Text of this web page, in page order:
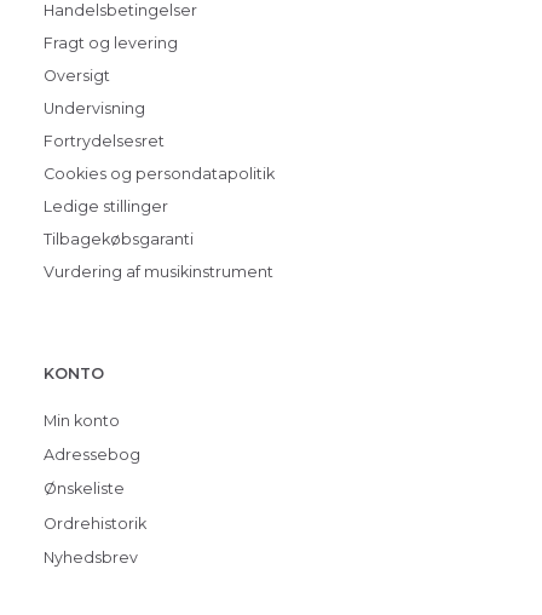
Handelsbetingelser
Fragt og levering
Oversigt
Undervisning
Fortrydelsesret
Cookies og persondatapolitik
Ledige stillinger
Tilbagekøbsgaranti
Vurdering af musikinstrument
KONTO
Min konto
Adressebog
Ønskeliste
Ordrehistorik
Nyhedsbrev